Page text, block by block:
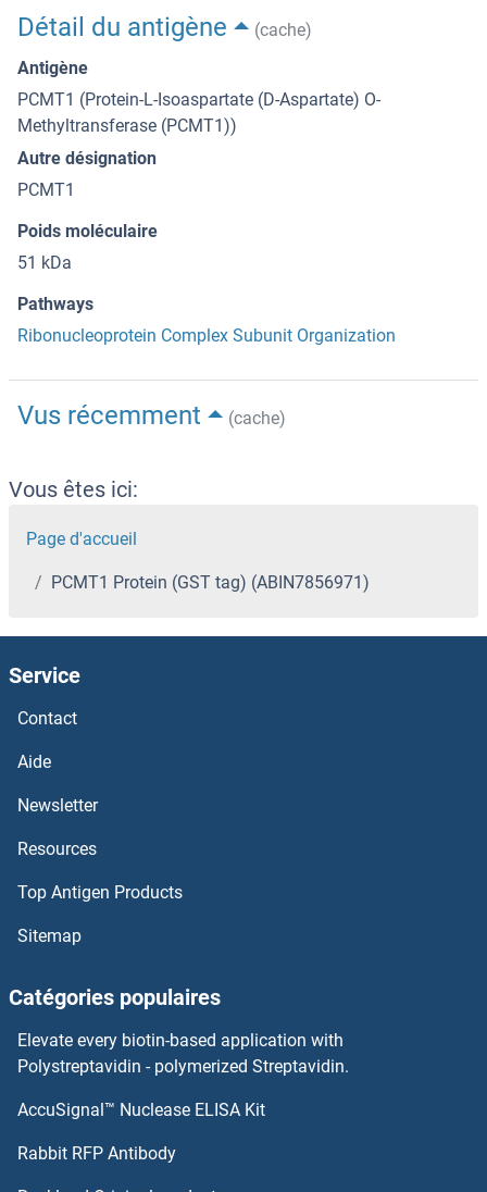
Détail du antigène
(cache)
Antigène
PCMT1 (Protein-L-Isoaspartate (D-Aspartate) O-
Methyltransferase (PCMT1))
Autre désignation
PCMT1
Poids moléculaire
51 kDa
Pathways
Ribonucleoprotein Complex Subunit Organization
Vus récemment (cache)
Vous êtes ici:
Page d'accueil
PCMT1 Protein (GST tag) (ABIN7856971)
Service
Contact
Aide
Newsletter
Resources
Top Antigen Products
Sitemap
Catégories populaires
Elevate every biotin-based application with
Polystreptavidin - polymerized Streptavidin.
AccuSignal™ Nuclease ELISA Kit
Rabbit RFP Antibody